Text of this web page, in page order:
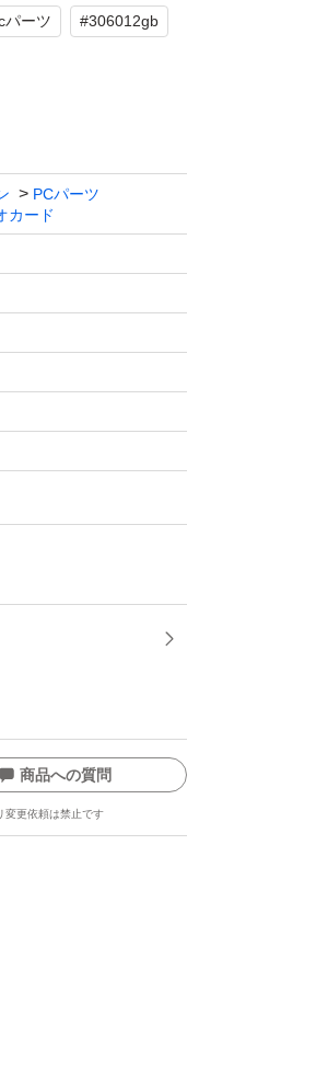
ご容赦ください。精
ます。
パーツ #306012gb
PCパーツ
カード
商品への質問
変更依頼は禁止です